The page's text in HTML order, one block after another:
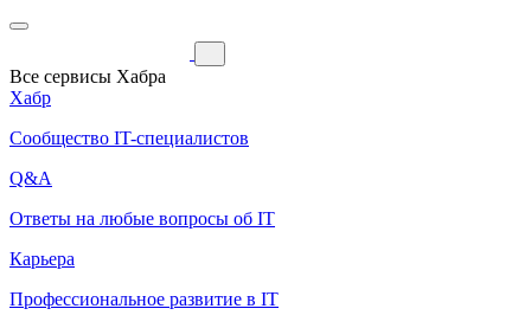
Все сервисы Хабра
Хабр
Сообщество IT-специалистов
Q&A
Ответы на любые вопросы об IT
Карьера
Профессиональное развитие в IT